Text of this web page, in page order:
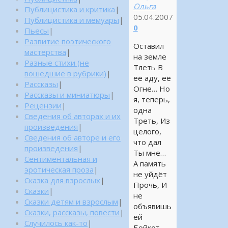
Ольга
05.04.2007
0
Оставил
на земле
Тлеть В
её аду, её
Огне… Но
я, теперь,
одна
Треть, Из
целого,
что дал
Ты мне…
А память
не уйдёт
Прочь, И
не
объявишь
ей
Публицистика и критика |
Публицистика и мемуары |
Пьесы |
Развитие поэтического
мастерства |
Разные стихи (не
вошедшие в рубрики) |
Рассказы |
Рассказы и миниатюры |
Рецензии |
Сведения об авторах и их
произведения |
Сведения об авторе и его
произведения |
Сентиментальная и
эротическая проза |
Сказка для взрослых |
Сказки |
Сказки детям и взрослым |
Сказки, рассказы, повести |
Случилось как-то |